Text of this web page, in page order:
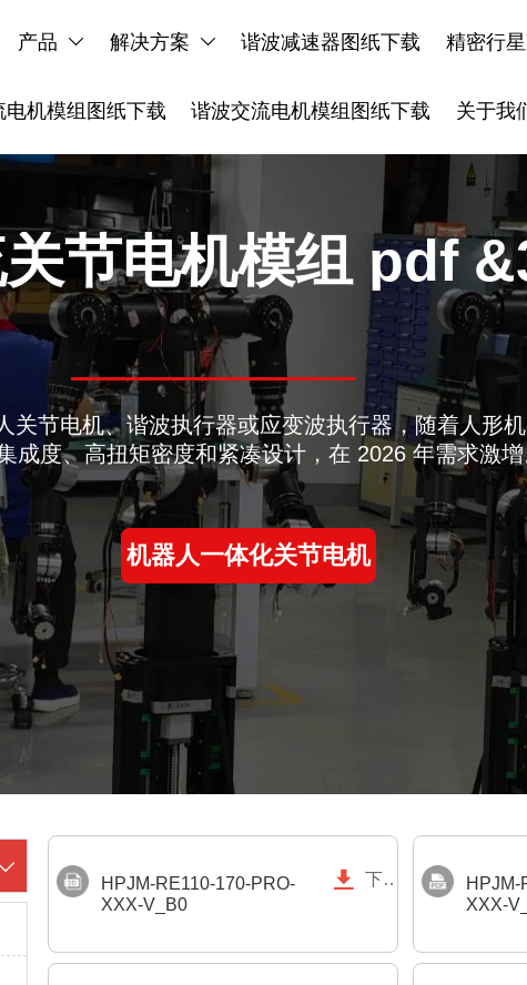
产品  解决方案  谐波减速器图纸下载 精密行
电机模组图纸下载 谐波交流电机模组图纸下载 关于我
节电机模组 pdf
关节电机、谐波执行器或应变波执行器，随着人形
成度、高扭矩密度和紧凑设计，在 2026 年需求激
机器人一体化关节电机
HPJM-RE110-170-PRO-
XXX-V_B0
 下载
HPJM-
XXX-